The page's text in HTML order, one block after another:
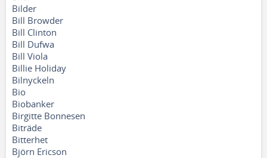
Bilder
Bill Browder
Bill Clinton
Bill Dufwa
Bill Viola
Billie Holiday
Bilnyckeln
Bio
Biobanker
Birgitte Bonnesen
Biträde
Bitterhet
Björn Ericson